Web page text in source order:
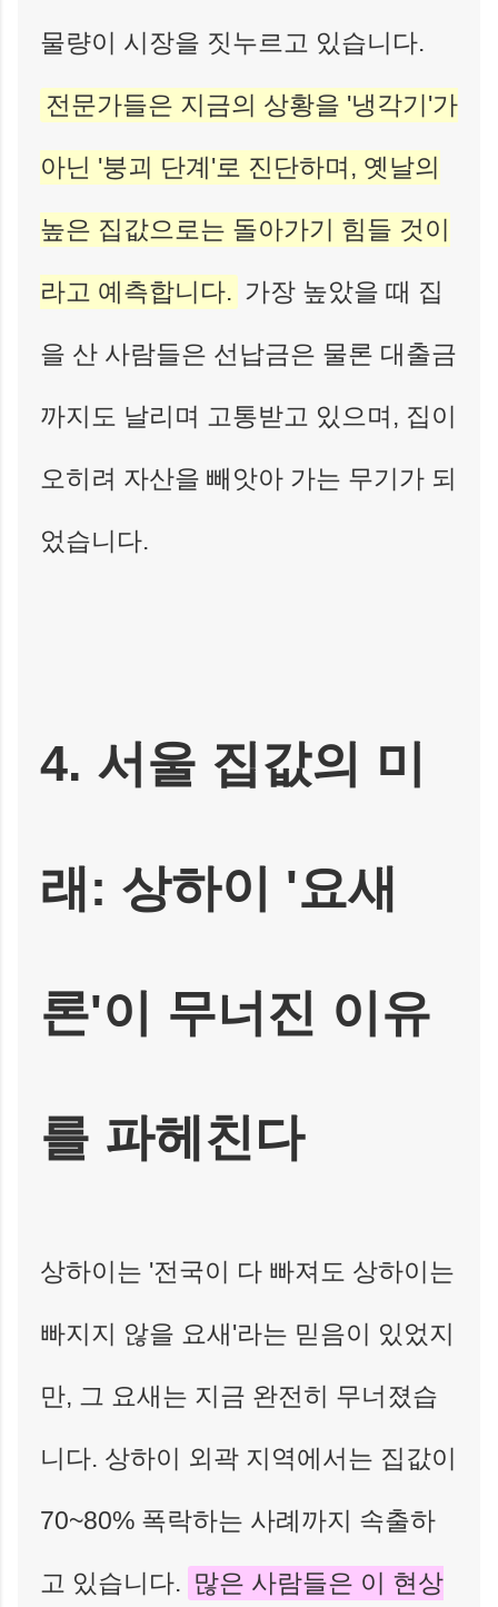
물량이 시장을 짓누르고 있습니다.
전문가들은 지금의 상황을 '냉각기'가
아닌 '붕괴 단계'로 진단하며, 옛날의
높은 집값으로는 돌아가기 힘들 것이
라고 예측합니다. 가장 높았을 때 집
을 산 사람들은 선납금은 물론 대출금
까지도 날리며 고통받고 있으며, 집이
오히려 자산을 빼앗아 가는 무기가 되
었습니다.
4. 서울 집값의 미
래: 상하이 '요새
론'이 무너진 이유
를 파헤친다
상하이는 '전국이 다 빠져도 상하이는
빠지지 않을 요새'라는 믿음이 있었지
만, 그 요새는 지금 완전히 무너졌습
니다. 상하이 외곽 지역에서는 집값이
70~80% 폭락하는 사례까지 속출하
고 있습니다. 많은 사람들은 이 현상